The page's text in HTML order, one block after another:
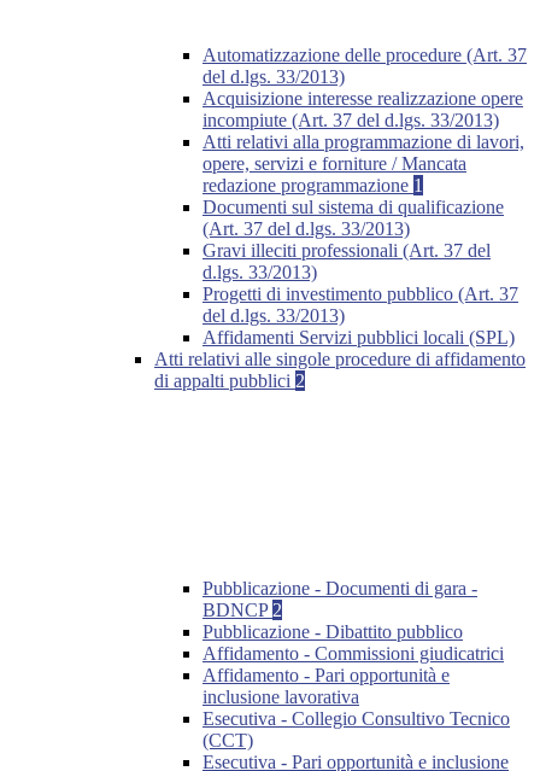
Automatizzazione delle procedure (Art. 37
del d.lgs. 33/2013)
Acquisizione interesse realizzazione opere
incompiute (Art. 37 del d.lgs. 33/2013)
Atti relativi alla programmazione di lavori,
opere, servizi e forniture / Mancata
redazione programmazione 1
Documenti sul sistema di qualificazione
(Art. 37 del d.lgs. 33/2013)
Gravi illeciti professionali (Art. 37 del
d.lgs. 33/2013)
Progetti di investimento pubblico (Art. 37
del d.lgs. 33/2013)
Affidamenti Servizi pubblici locali (SPL)
Atti relativi alle singole procedure di affidamento
di appalti pubblici 2
Pubblicazione - Documenti di gara -
BDNCP 2
Pubblicazione - Dibattito pubblico
Affidamento - Commissioni giudicatrici
Affidamento - Pari opportunità e
inclusione lavorativa
Esecutiva - Collegio Consultivo Tecnico
(CCT)
Esecutiva - Pari opportunità e inclusione